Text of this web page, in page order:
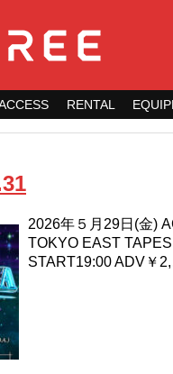
RENTAL
2026年５月29日(金)
TOKYO EAST
START19:00 ADV￥